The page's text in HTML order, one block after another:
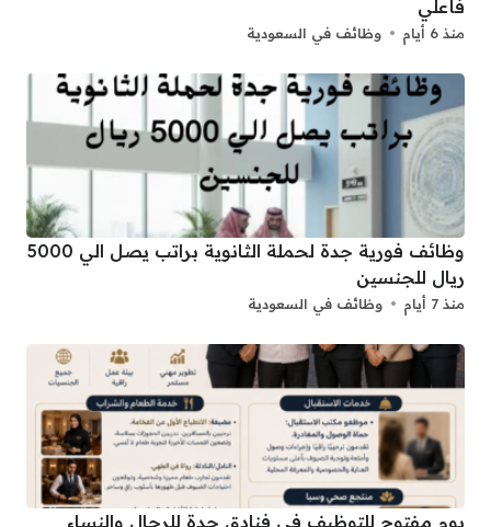
فأعلي
منذ 6 أيام وظائف في السعودية
وظائف فورية جدة لحملة الثانوية براتب يصل الي 5000
ريال للجنسين
منذ 7 أيام وظائف في السعودية
يوم مفتوح للتوظيف في فنادق جدة للرجال والنساء